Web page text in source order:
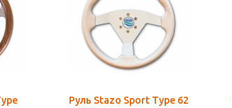
Руль Stazo Sport Type 62